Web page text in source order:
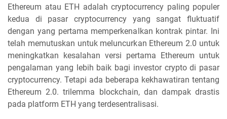
Ethereum atau ETH adalah cryptocurrency paling populer
kedua di pasar cryptocurrency yang sangat fluktuatif
dengan yang pertama memperkenalkan kontrak pintar. Ini
telah memutuskan untuk meluncurkan Ethereum 2.0 untuk
meningkatkan kesalahan versi pertama Ethereum untuk
pengalaman yang lebih baik bagi investor crypto di pasar
cryptocurrency. Tetapi ada beberapa kekhawatiran tentang
Ethereum 2.0. trilemma blockchain, dan dampak drastis
pada platform ETH yang terdesentralisasi.